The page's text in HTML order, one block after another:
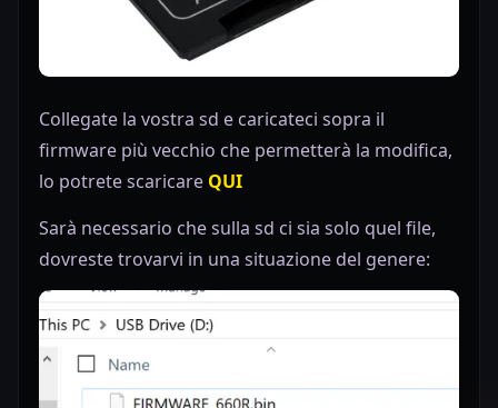
Collegate la vostra sd e caricateci sopra il
firmware più vecchio che permetterà la modifica,
lo potrete scaricare QUI
Sarà necessario che sulla sd ci sia solo quel file,
dovreste trovarvi in una situazione del genere: